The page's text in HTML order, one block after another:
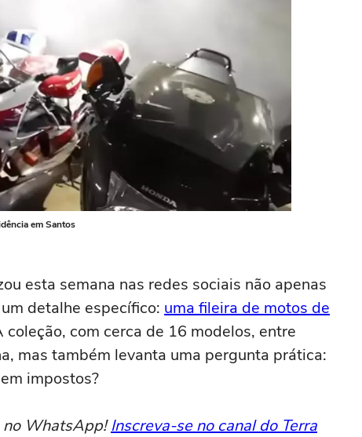
em Santos
esta semana nas redes sociais não apenas
detalhe específico: uma fileira de motos de
coleção, com cerca de 16 modelos, entre
mas também levanta uma pergunta prática:
impostos?
no WhatsApp!Inscreva-se no canal do Terra